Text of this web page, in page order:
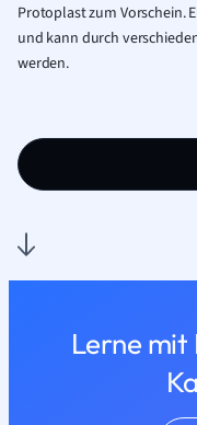
Protoplast zum Vorschein.
und kann durch
werden.
Lerne